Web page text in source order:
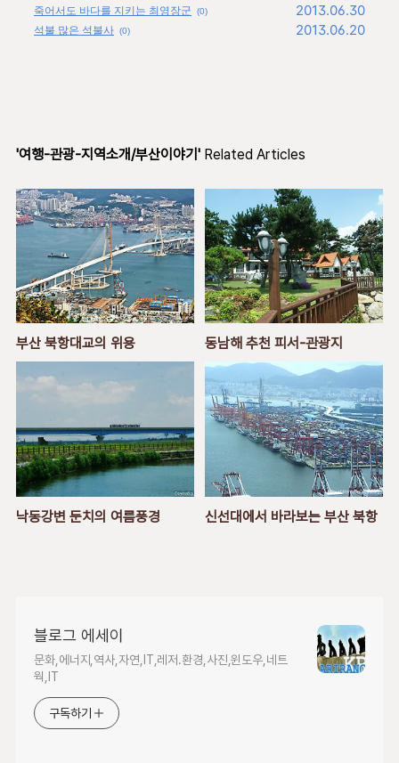
죽어서도 바다를 지키는 최영장군 (0) 2013.06.30
석불 많은 석불사 (0) 2013.06.20
'여행-관광-지역소개/부산이야기' Related Articles
부산 북항대교의 위용 동남해 추천 피서-관광지
낙동강변 둔치의 여름풍경 신선대에서 바라보는 부산 북항
블로그 에세이
문화,에너지,역사,자연,IT,레저.환경,사진,윈도우,네트
웍,IT
구독하기